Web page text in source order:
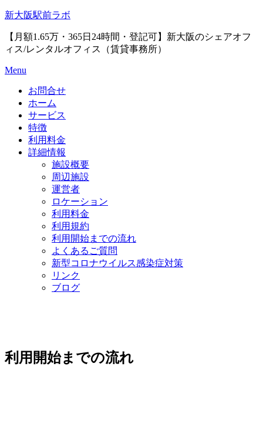
Skip
content
新大阪駅前ラボ
【月額1.65万・365日24時間・登記可】新大阪のシェアオフ
ィス/レンタルオフィス（賃貸事務所）
Menu
お問合せ
ホーム
サービス
特徴
利用料金
詳細情報
施設概要
周辺施設
運営者
ロケーション
利用料金
利用規約
利用開始までの流れ
よくあるご質問
新型コロナウイルス感染症対策
リンク
ブログ
利用開始までの流れ